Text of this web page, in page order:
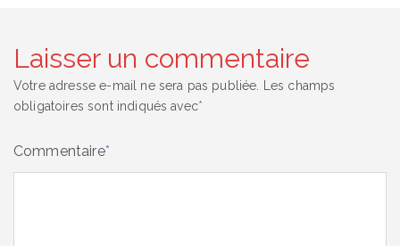
Laisser un commentaire
Votre adresse e-mail ne sera pas publiée.
Les champs
obligatoires sont indiqués avec*
Commentaire*